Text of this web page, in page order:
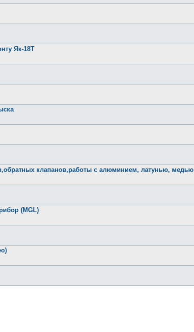
Як-18Т
клапанов,работы с алюминием, латунью, медью
(MGL)